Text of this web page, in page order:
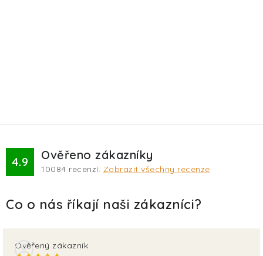
4.9 Ověřeno zákazníky
10084 recenzí. Zobrazit všechny recenze
Ověřený zákazník